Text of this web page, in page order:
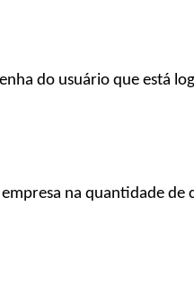
do usuário que está
na quantidade